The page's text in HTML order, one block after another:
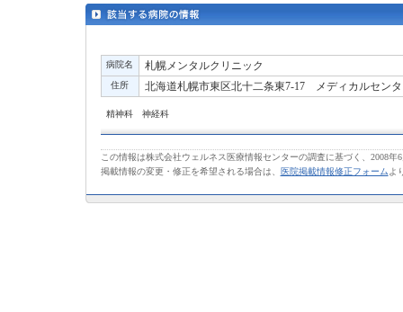
病院名 札幌メンタルクリニック
住所 北海道札幌市東区北十二条東7-17 メディカルセンタ
精神科 神経科
この情報は株式会社ウェルネス医療情報センターの調査に基づく、2008年
掲載情報の変更・修正を希望される場合は、
医院掲載情報修正フォーム よ